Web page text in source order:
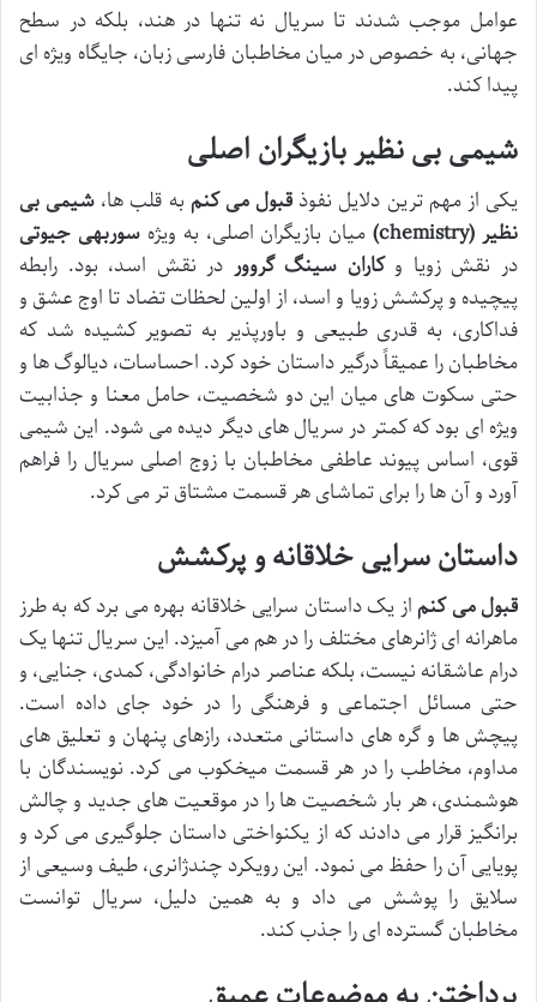
عوامل موجب شدند تا سریال نه تنها در هند، بلکه در سطح
جهانی، به خصوص در میان مخاطبان فارسی زبان، جایگاه ویژه ای
پیدا کند.
شیمی بی نظیر بازیگران اصلی
یکی از مهم ترین دلایل نفوذ قبول می کنم به قلب ها، شیمی بی
نظیر (chemistry)
میان بازیگران اصلی، به ویژهسوربهی جیوتی
در نقش زویا وکاران سینگ گروور در نقش اسد، بود. رابطه
پیچیده و پرکشش زویا و اسد، از اولین لحظات تضاد تا اوج عشق و
فداکاری، به قدری طبیعی و باورپذیر به تصویر کشیده شد که
مخاطبان را عمیقاً درگیر داستان خود کرد. احساسات، دیالوگ ها و
حتی سکوت های میان این دو شخصیت، حامل معنا و جذابیت
ویژه ای بود که کمتر در سریال های دیگر دیده می شود. این شیمی
قوی، اساس پیوند عاطفی مخاطبان با زوج اصلی سریال را فراهم
آورد و آن ها را برای تماشای هر قسمت مشتاق تر می کرد.
داستان سرایی خلاقانه و پرکشش
قبول می کنم از یک داستان سرایی خلاقانه بهره می برد که به طرز
ماهرانه ای ژانرهای مختلف را در هم می آمیزد. این سریال تنها یک
درام عاشقانه نیست، بلکه عناصر درام خانوادگی، کمدی، جنایی، و
حتی مسائل اجتماعی و فرهنگی را در خود جای داده است.
پیچش ها و گره های داستانی متعدد، رازهای پنهان و تعلیق های
مداوم، مخاطب را در هر قسمت میخکوب می کرد. نویسندگان با
هوشمندی، هر بار شخصیت ها را در موقعیت های جدید و چالش
برانگیز قرار می دادند که از یکنواختی داستان جلوگیری می کرد و
پویایی آن را حفظ می نمود. این رویکرد چندژانری، طیف وسیعی از
سلایق را پوشش می داد و به همین دلیل، سریال توانست
مخاطبان گسترده ای را جذب کند.